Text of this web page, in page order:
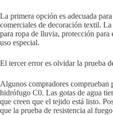
La primera opción es adecuada
comerciales de decoración textil. La
para ropa de lluvia, protección para
uso especial.
El tercer error es olvidar la prueba
Algunos compradores comprueban
hidrófugo C0. Las gotas de agua
que creen que el tejido está listo.
que la prueba de resistencia al